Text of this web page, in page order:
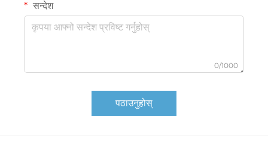
सन्देश
0/1000
पठाउनुहोस्